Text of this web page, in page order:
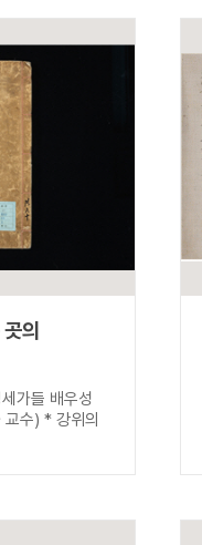
의
세가들 배우성
수) * 강위의